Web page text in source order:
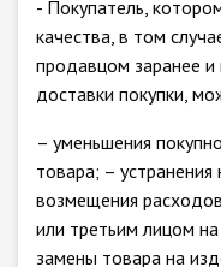
- Покупатель,
качества, в том
продавцом заранее
доставки покупки,
– уменьшения
товара; –
возмещения
или третьим лицом
замены товара на